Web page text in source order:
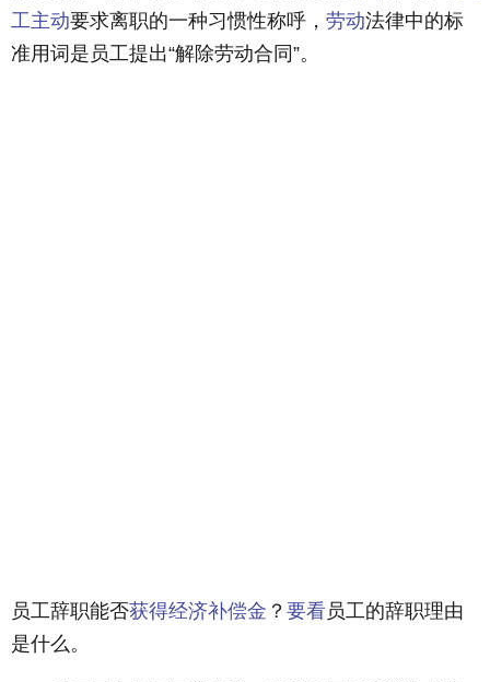
工主动要求离职的一种习惯性称呼， 劳动法律中的标
准用词是员工提出“解除劳动合同”。
员工辞职能否获得经济补偿金 ？ 要看员工的辞职理由
是什么。